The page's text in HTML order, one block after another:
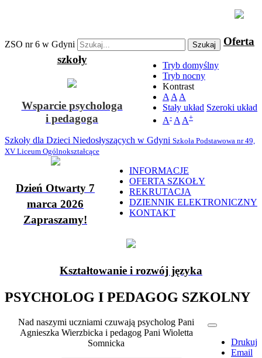
ZSO nr 6 w Gdyni Szukaj
Tryb domyślny
Tryb nocny
Kontrast
A A A
Stały układ Szeroki układ
A- A A+
Szkoły dla Dzieci Niedosłyszących w Gdyni Szkoła Podstawowa nr 49,
XV Liceum Ogólnokształcące
INFORMACJE
OFERTA SZKOŁY
REKRUTACJA
DZIENNIK ELEKTRONICZNY
KONTAKT
Oferta
szkoły
Wsparcie psychologa
i pedagoga
Dzień Otwarty 7
marca 2026
Zapraszamy!
Kształtowanie i rozwój języka
PSYCHOLOG I PEDAGOG SZKOLNY
Drukuj
Email
Nad naszymi uczniami czuwają psycholog Pani
Agnieszka Wierzbicka i pedagog Pani Wioletta
Somnicka